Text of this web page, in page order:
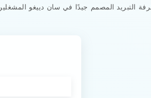
التبريد المصمم جيدًا في سان دييغو